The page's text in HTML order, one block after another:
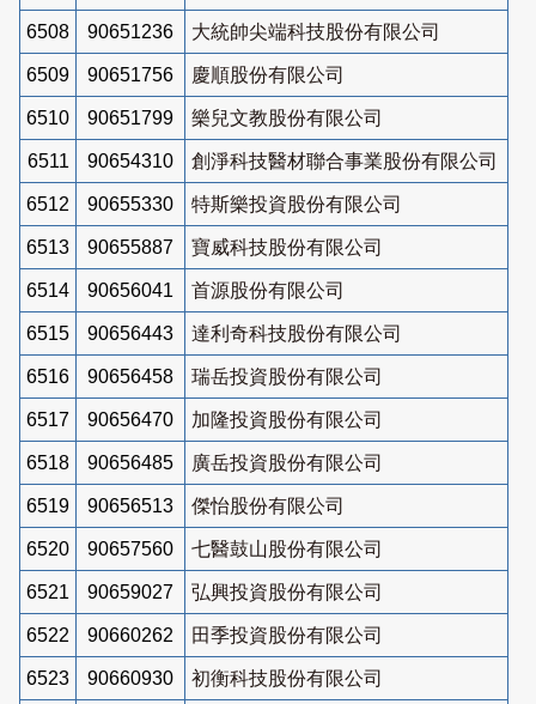
6508 90651236 大統帥尖端科技股份有限公司
6509 90651756 慶順股份有限公司
6510 90651799 樂兒文教股份有限公司
6511 90654310 創淨科技醫材聯合事業股份有限公司
6512 90655330 特斯樂投資股份有限公司
6513 90655887 寶威科技股份有限公司
6514 90656041 首源股份有限公司
6515 90656443 達利奇科技股份有限公司
6516 90656458 瑞岳投資股份有限公司
6517 90656470 加隆投資股份有限公司
6518 90656485 廣岳投資股份有限公司
6519 90656513 傑怡股份有限公司
6520 90657560 七醫鼓山股份有限公司
6521 90659027 弘興投資股份有限公司
6522 90660262 田季投資股份有限公司
6523 90660930 初衡科技股份有限公司